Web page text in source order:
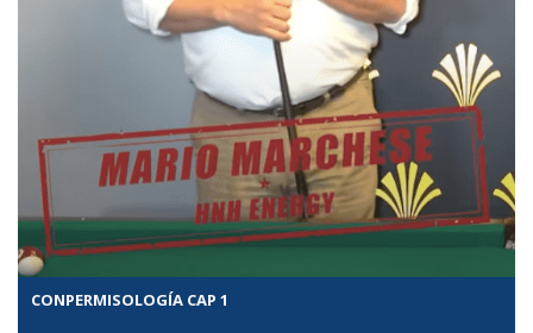
CONPERMISOLOGÍA CAP 1